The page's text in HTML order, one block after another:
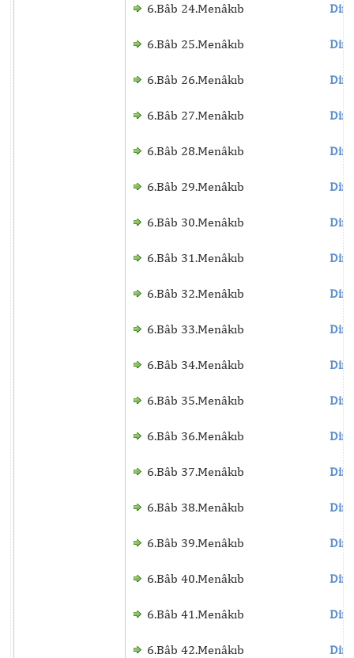
6.Bâb 24.Menâkıb
6.Bâb 25.Menâkıb
6.Bâb 26.Menâkıb
6.Bâb 27.Menâkıb
6.Bâb 28.Menâkıb
6.Bâb 29.Menâkıb
6.Bâb 30.Menâkıb
6.Bâb 31.Menâkıb
6.Bâb 32.Menâkıb
6.Bâb 33.Menâkıb
6.Bâb 34.Menâkıb
6.Bâb 35.Menâkıb
6.Bâb 36.Menâkıb
6.Bâb 37.Menâkıb
6.Bâb 38.Menâkıb
6.Bâb 39.Menâkıb
6.Bâb 40.Menâkıb
6.Bâb 41.Menâkıb
6.Bâb 42.Menâkıb